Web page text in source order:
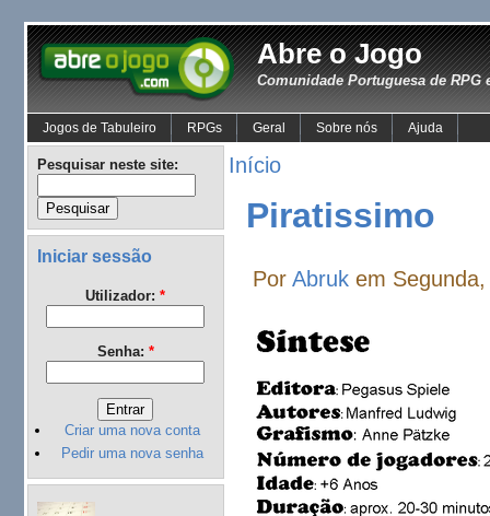
Abre o Jogo
Comunidade Portuguesa de RPG
Jogos de Tabuleiro RPGs Geral Sobre nós Ajuda
Pesquisar neste site:
Iniciar sessão
Utilizador: *
Senha: *
Criar uma nova conta
Pedir uma nova senha
Início
Piratissimo
PorAbruk em